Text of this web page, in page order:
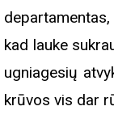
kad lauke
ugniagesių
krūvos vis dar